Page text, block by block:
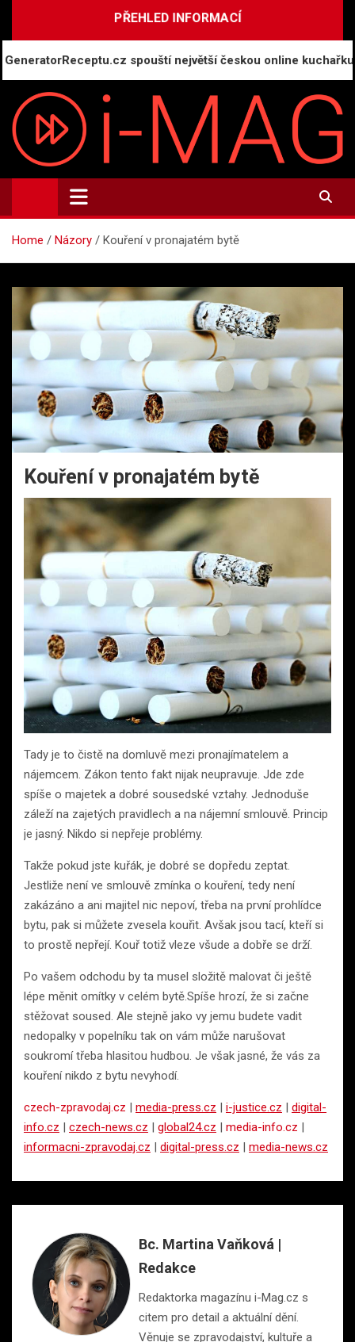
PŘEHLED INFORMACÍ
spouští největší českou online kuchařku
i-MAG.CZ
Informační magazín | Public Relations
Home Názory Kouření v pronajatém bytě
Kouření v pronajatém bytě
Tady je to čistě na domluvě mezi pronajímatelem a
nájemcem. Zákon tento fakt nijak neupravuje. Jde zde
spíše o majetek a dobré sousedské vztahy. Jednoduše
záleží na zajetých pravidlech a na nájemní smlouvě. Princip
je jasný. Nikdo si nepřeje problémy.
Takže pokud jste kuřák, je dobré se dopředu zeptat.
Jestliže není ve smlouvě zmínka o kouření, tedy není
zakázáno a ani majitel nic nepoví, třeba na první prohlídce
bytu, pak si můžete zvesela kouřit. Avšak jsou tací, kteří si
to prostě nepřejí. Kouř totiž vleze všude a dobře se drží.
Po vašem odchodu by ta musel složitě malovat či ještě
lépe měnit omítky v celém bytě.Spíše hrozí, že si začne
stěžovat soused. Ale stejně jako vy jemu budete vadit
nedopalky v popelníku tak on vám může narušovat
soukromí třeba hlasitou hudbou. Je však jasné, že vás za
kouření nikdo z bytu nevyhodí.
czech-zpravodaj.cz | media-press.cz | i-justice.cz | digital-
info.cz | czech-news.cz | global24.cz | media-info.cz |
informacni-zpravodaj.cz | digital-press.cz | media-news.cz
Bc. Martina Vaňková |
Redakce
Redaktorka magazínu i-Mag.cz s
citem pro detail a aktuální dění.
Věnuje se zpravodajství, kultuře a